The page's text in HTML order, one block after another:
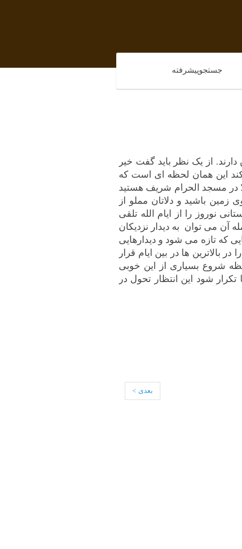
جستجوپیشرفته
از یک نظر باید گفت خیر
این همان لحظه ای است که
در مسجد الحرام شریف هستید
باشید و دلاتان مملو از
نوروز را از ایام الله تلقی
آن می توان به دیدار نزدیکان
که تازه می شود و دیدارهایی
ها در بین ایام قرار
شروع بسیاری از این خوبی
شود این انتظار تحول در
بعدی >